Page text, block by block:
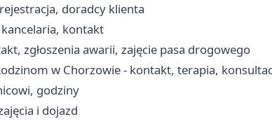
doradcy klienta
kancelaria, kontakt
zgłoszenia awarii, zajęcie pasa drogowego
w Chorzowie - kontakt, terapia,
godziny
i dojazd